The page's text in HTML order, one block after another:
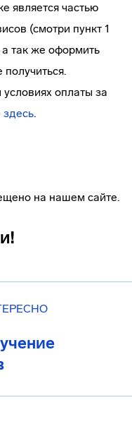
является частью
(смотри пункт 1
а так же оформить
оплаты за
здесь.
на нашем сайте.